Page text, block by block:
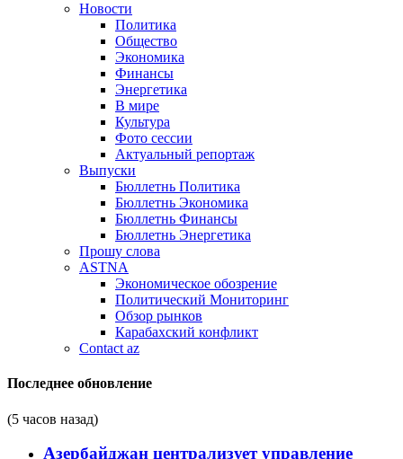
Новости
Политика
Общество
Экономика
Финансы
Энергетика
В мире
Культура
Фото сессии
Актуальный репортаж
Выпуски
Бюллетнь Политика
Бюллетнь Экономика
Бюллетнь Финансы
Бюллетнь Энергетика
Прошу слова
ASTNA
Экономическое обозрение
Политический Мониторинг
Обзор рынков
Карабахский конфликт
Contact az
Последнее обновление
(5 часов назад)
Азербайджан централизует управление